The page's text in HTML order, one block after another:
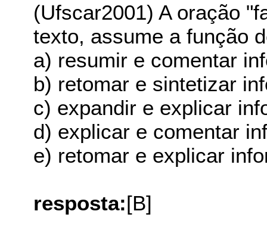
(Ufscar2001) A oração
texto, assume a função
a) resumir e comentar
b) retomar e sintetizar
c) expandir e explicar
d) explicar e comentar
e) retomar e explicar
resposta:[B]